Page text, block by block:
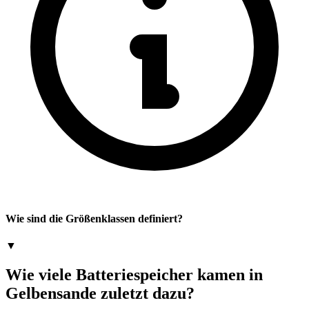
Wie sind die Größenklassen definiert?
▼
Wie viele Batteriespeicher kamen in
Gelbensande zuletzt dazu?